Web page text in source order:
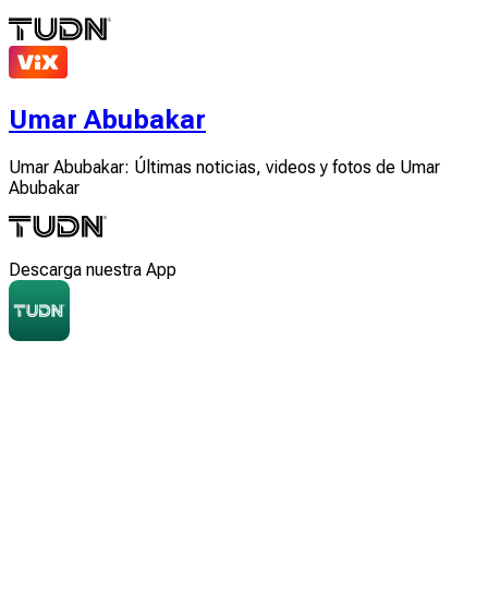
Umar Abubakar
Umar Abubakar: Últimas noticias, videos y fotos de Umar
Abubakar
Descarga nuestra App